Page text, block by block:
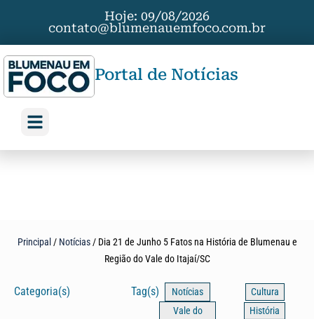
Hoje: 09/08/2026
contato@blumenauemfoco.com.br
Portal de Notícias
Principal / Notícias/ Dia 21 de Junho 5 Fatos na História de Blumenau e
Região do Vale do Itajaí/SC
Categoria(s) Tag(s)
Notícias
Vale do
Cultura
História